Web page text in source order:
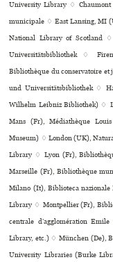
University Library ♢ Chaumont
muni­ci­pale ♢ East Lansing, MI
National Library of Scotland
Universitätsbibliothek ♢
Bibliothèque du conservatoire et
und Universitätsbibliothek ♢
Wilhelm Leibniz Bibliothek) ♢
Mans (Fr), Médiathèque
Museum) ♢ London (UK),
Library ♢ Lyon (Fr),
Marseille (Fr), Bibliothèque
Milano (It), Biblioteca
Library ♢ Montpellier (Fr),
cen­trale d’agglo­mé­ra­tion
Library, etc.) ♢ München (De),
University Libraries (Burke